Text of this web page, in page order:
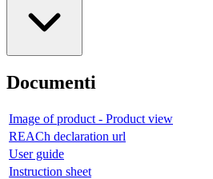
Documenti
Image of product - Product view
REACh declaration url
User guide
Instruction sheet